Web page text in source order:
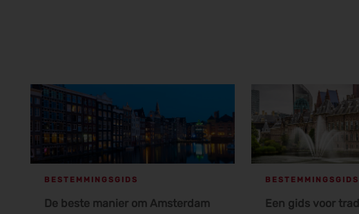
BESTEMMINGSGIDS
De beste manier om Amsterdam
BESTEMMINGSGIDS
Een gids voor